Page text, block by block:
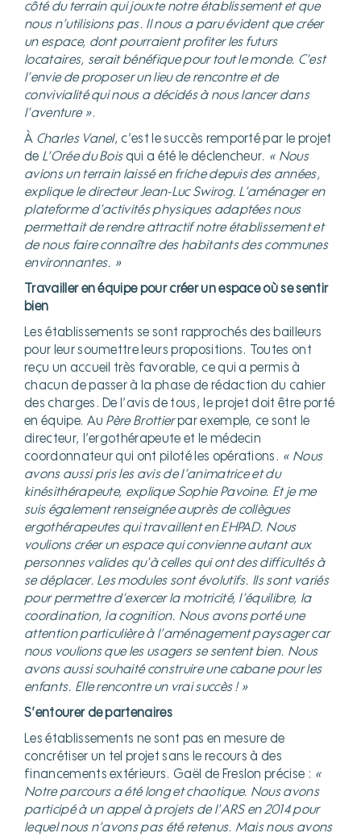
côté du terrain qui jouxte notre établissement et que
nous n’utilisions pas. Il nous a paru évident que créer
un espace, dont pourraient profiter les futurs
locataires, serait bénéfique pour tout le monde. C’est
l’envie de proposer un lieu de rencontre et de
convivialité qui nous a décidés à nous lancer dans
l’aventure ».
À Charles Vanel, c’est le succès remporté par le projet
de L’Orée du Boisqui a été le déclencheur. « Nous
avions un terrain laissé en friche depuis des années,
explique le directeur Jean-Luc Swirog. L’aménager en
plateforme d’activités physiques adaptées nous
permettait de rendre attractif notre établissement et
de nous faire connaître des habitants des communes
environnantes. »
Travailler en équipe pour créer un espace où se sentir
bien
Les établissements se sont rapprochés des bailleurs
pour leur soumettre leurs propositions. Toutes ont
reçu un accueil très favorable, ce qui a permis à
chacun de passer à la phase de rédaction du cahier
des charges. De l’avis de tous, le projet doit être porté
en équipe. Au Père Brottierpar exemple, ce sont le
directeur, l’ergothérapeute et le médecin
coordonnateur qui ont piloté les opérations. « Nous
avons aussi pris les avis de l’animatrice et du
kinésithérapeute, explique Sophie Pavoine. Et je me
suis également renseignée auprès de collègues
ergothérapeutes qui travaillent en EHPAD. Nous
voulions créer un espace qui convienne autant aux
personnes valides qu’à celles qui ont des difficultés à
se déplacer. Les modules sont évolutifs. Ils sont variés
pour permettre d’exercer la motricité, l’équilibre, la
coordination, la cognition. Nous avons porté une
attention particulière à l’aménagement paysager car
nous voulions que les usagers se sentent bien. Nous
avons aussi souhaité construire une cabane pour les
enfants. Elle rencontre un vrai succès ! »
S’entourer de partenaires
Les établissements ne sont pas en mesure de
concrétiser un tel projet sans le recours à des
financements extérieurs. Gaël de Freslon précise : «
Notre parcours a été long et chaotique. Nous avons
participé à un appel à projets de l’ARS en 2014 pour
lequel nous n’avons pas été retenus. Mais nous avons